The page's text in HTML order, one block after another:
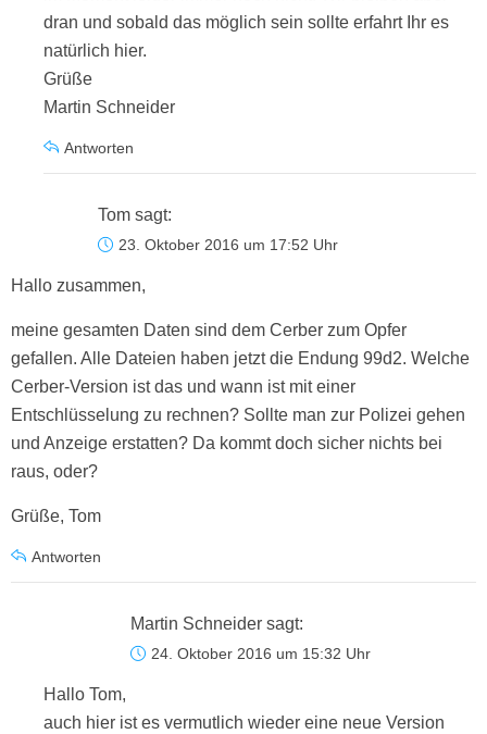
dran und sobald das möglich sein sollte erfahrt Ihr es
natürlich hier.
Grüße
Martin Schneider
Antworten
Tom sagt:
23. Oktober 2016 um 17:52 Uhr
Hallo zusammen,
meine gesamten Daten sind dem Cerber zum Opfer
gefallen. Alle Dateien haben jetzt die Endung 99d2. Welche
Cerber-Version ist das und wann ist mit einer
Entschlüsselung zu rechnen? Sollte man zur Polizei gehen
und Anzeige erstatten? Da kommt doch sicher nichts bei
raus, oder?
Grüße, Tom
Antworten
Martin Schneider sagt:
24. Oktober 2016 um 15:32 Uhr
Hallo Tom,
auch hier ist es vermutlich wieder eine neue Version